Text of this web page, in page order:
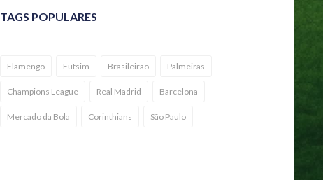
TAGS POPULARES
Flamengo Futsim Brasileirão Palmeiras
Champions League Real Madrid Barcelona
Mercado da Bola Corinthians São Paulo